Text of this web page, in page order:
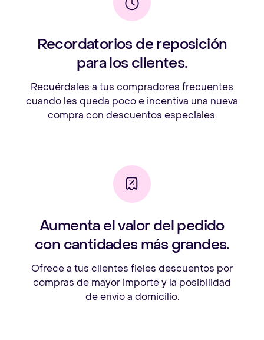
Recordatorios de reposición
para los clientes.
Recuérdales a tus compradores frecuentes
cuando les queda poco e incentiva una nueva
compra con descuentos especiales.
Aumenta el valor del pedido
con cantidades más grandes.
Ofrece a tus clientes fieles descuentos por
compras de mayor importe y la posibilidad
de envío a domicilio.